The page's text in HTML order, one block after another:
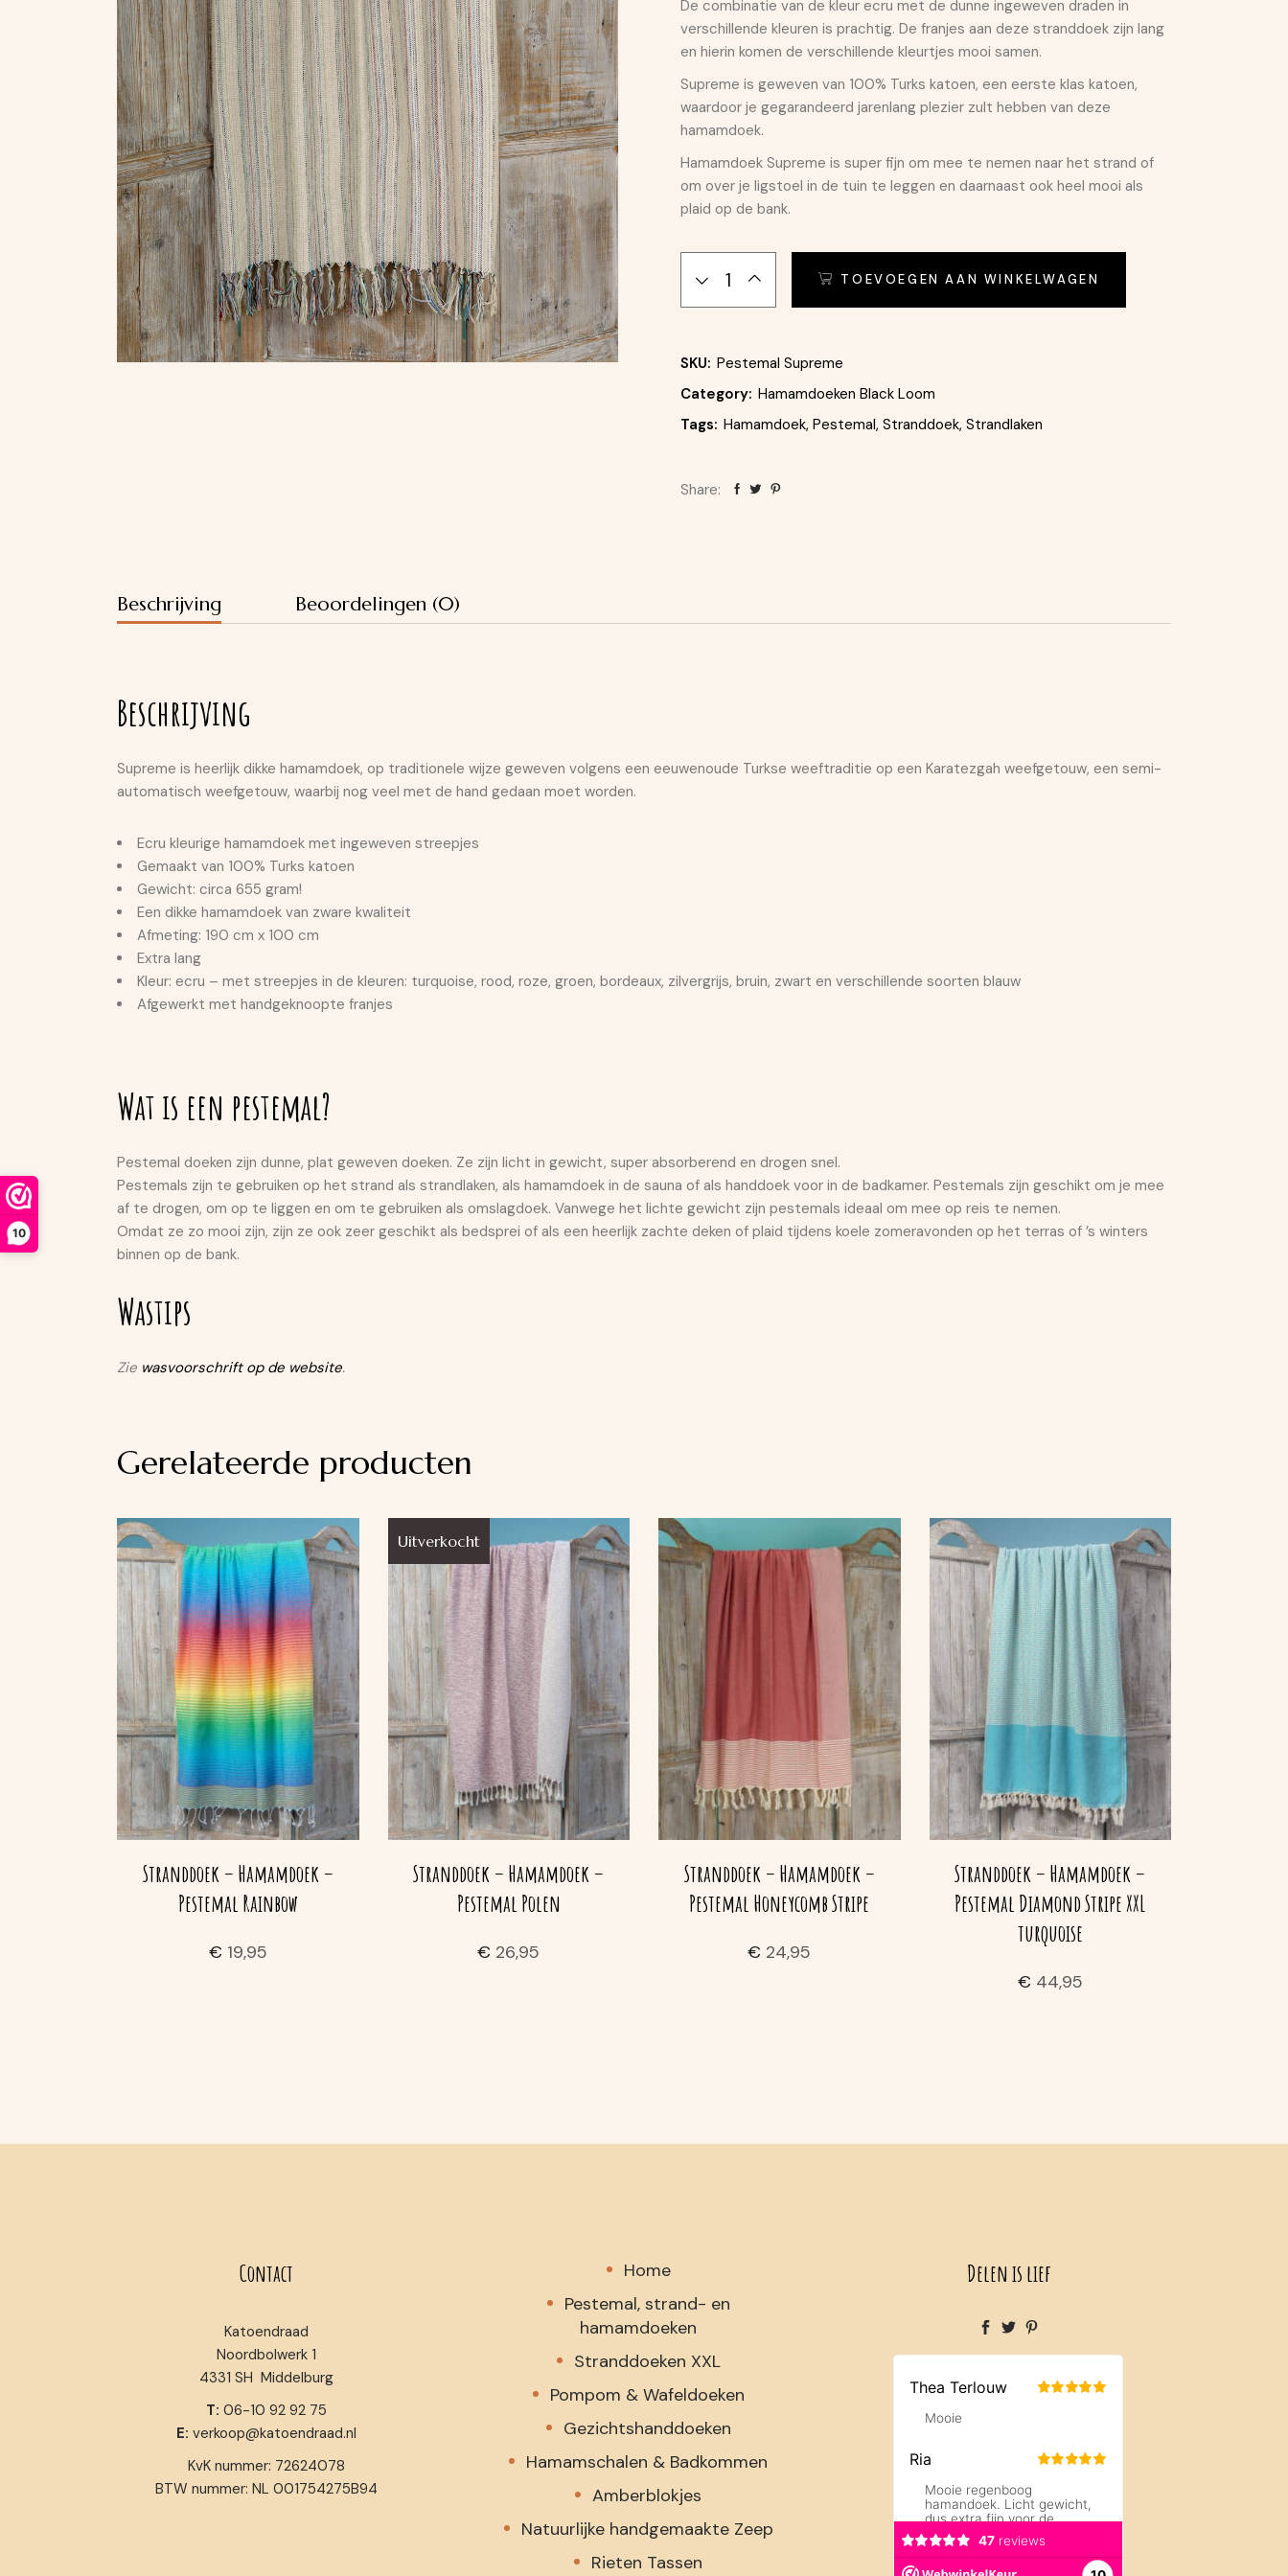
10
De combinatie van de kleur ecru met de dunne ingeweven draden in
verschillende kleuren is prachtig. De franjes aan deze stranddoek zijn lang
en hierin komen de verschillende kleurtjes mooi samen.
Supreme is geweven van 100% Turks katoen, een eerste klas katoen,
waardoor je gegarandeerd jarenlang plezier zult hebben van deze
hamamdoek.
Hamamdoek Supreme is super fijn om mee te nemen naar het strand of
om over je ligstoel in de tuin te leggen en daarnaast ook heel mooi als
plaid op de bank.
Stranddoek - Hamamdoek - Pestemal Supreme Aantal
TOEVOEGEN AAN WINKELWAGEN
SKU: Pestemal Supreme
Category: Hamamdoeken Black Loom
Tags: Hamamdoek,Pestemal,Stranddoek,Strandlaken
Share:
Beschrijving Beoordelingen (0)
Beschrijving
Supreme is heerlijk dikke hamamdoek, op traditionele wijze geweven volgens een eeuwenoude Turkse weeftraditie op een Karatezgah weefgetouw, een semi-
automatisch weefgetouw, waarbij nog veel met de hand gedaan moet worden.
Ecru kleurige hamamdoek met ingeweven streepjes
Gemaakt van 100% Turks katoen
Gewicht: circa 655 gram!
Een dikke hamamdoek van zware kwaliteit
Afmeting: 190 cm x 100 cm
Extra lang
Kleur: ecru – met streepjes in de kleuren: turquoise, rood, roze, groen, bordeaux, zilvergrijs, bruin, zwart en verschillende soorten blauw
Afgewerkt met handgeknoopte franjes
Wat is een pestemal?
Pestemal doeken zijn dunne, plat geweven doeken. Ze zijn licht in gewicht, super absorberend en drogen snel.
Pestemals zijn te gebruiken op het strand als strandlaken, als hamamdoek in de sauna of als handdoek voor in de badkamer. Pestemals zijn geschikt om je mee
af te drogen, om op te liggen en om te gebruiken als omslagdoek. Vanwege het lichte gewicht zijn pestemals ideaal om mee op reis te nemen.
Omdat ze zo mooi zijn, zijn ze ook zeer geschikt als bedsprei of als een heerlijk zachte deken of plaid tijdens koele zomeravonden op het terras of ’s winters
binnen op de bank.
Wastips
Zie wasvoorschrift op de website.
Gerelateerde producten
Stranddoek – Hamamdoek –
Pestemal Rainbow
€ 19,95
Uitverkocht
Stranddoek – Hamamdoek –
Pestemal Polen
€ 26,95
Stranddoek – Hamamdoek –
Pestemal Honeycomb Stripe
€ 24,95
Stranddoek – Hamamdoek –
Pestemal Diamond Stripe XXL
turquoise
€ 44,95
Contact
Katoendraad
Noordbolwerk 1
4331 SH Middelburg
T: 06-10 92 92 75
E: verkoop@katoendraad.nl
KvK nummer: 72624078
BTW nummer: NL 001754275B94
Home
Pestemal, strand- en
hamamdoeken
Stranddoeken XXL
Pompom & Wafeldoeken
Gezichtshanddoeken
Hamamschalen & Badkommen
Amberblokjes
Natuurlijke handgemaakte Zeep
Rieten Tassen
Delen is lief